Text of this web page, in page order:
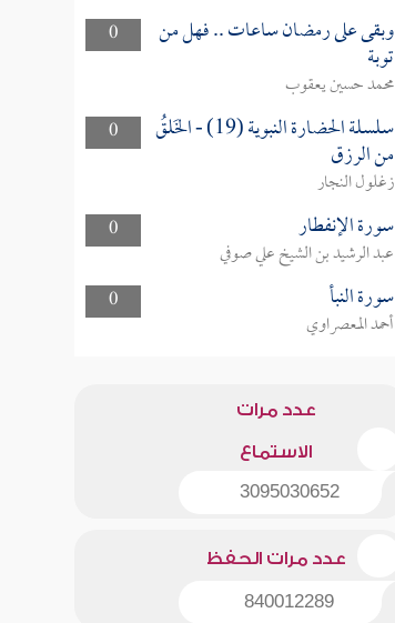
0 وبقى على رمضان ساعات .. فهل من
توبة
محمد حسين يعقوب
0
سلسلة الحضارة النبوية (19) - الخَلقُ
من الرزق
زغلول النجار
0
سورة الإنفطار
عبد الرشيد بن الشيخ علي صوفي
0
سورة النبأ
أحمد المعصراوي
عدد مرات
الاستماع
3095030652
عدد مرات الحفظ
840012289